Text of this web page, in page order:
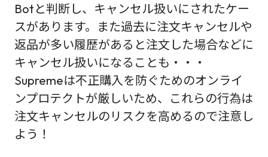
Botと判断し、キャンセル扱いにされたケー
スがあります。また過去に注文キャンセルや
返品が多い履歴があると注文した場合などに
キャンセル扱いになることも・・・
Supremeは不正購入を防ぐためのオンライ
ンプロテクトが厳しいため、これらの行為は
注文キャンセルのリスクを高めるので注意し
よう！